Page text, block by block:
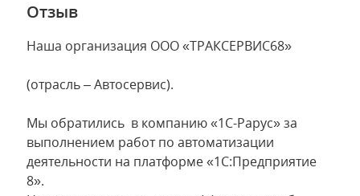
Отзыв
Наша организация ООО «ТРАКСЕРВИС68»
(отрасль – Автосервис).
Мы обратились в компанию «1С-Рарус» за
выполнением работ по автоматизации
деятельности на платформе «1С:Предприятие
8».